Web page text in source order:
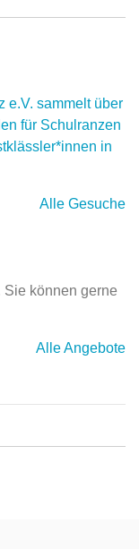
e.V. sammelt über
für Schulranzen
in
Alle Gesuche
können gerne
Alle Angebote